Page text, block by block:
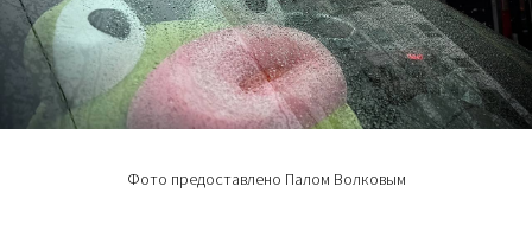
Фото предоставлено Палом Волковым
Организатор: ИП Гражданкина А.А.
© 2025 Artkoko